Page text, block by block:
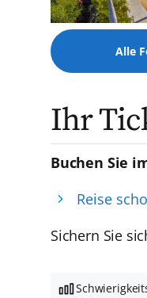
Alle
Ihr
Buchen Sie
Reise
Sichern Sie